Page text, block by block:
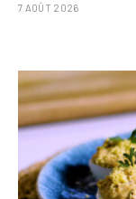
7 AOÛT 2026